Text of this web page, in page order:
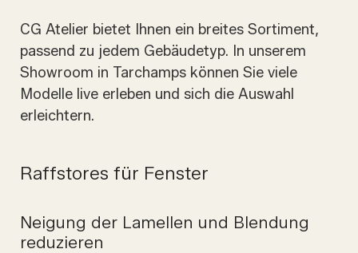
CG Atelier bietet Ihnen ein breites Sortiment,
passend zu jedem Gebäudetyp. In unserem
Showroom in Tarchamps können Sie viele
Modelle live erleben und sich die Auswahl
erleichtern.
Raffstores für Fenster
Neigung der Lamellen und Blendung
reduzieren